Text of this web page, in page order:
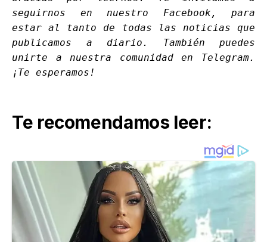
seguirnos en nuestro Facebook , para
estar al tanto de todas las noticias que
publicamos a diario. También puedes
unirte a nuestra comunidad en Telegram.
¡Te esperamos!
Te recomendamos leer: